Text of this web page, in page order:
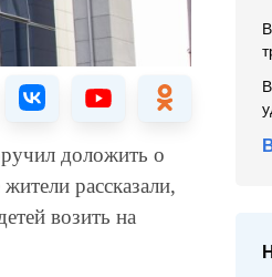
доложить о
рассказали,
возить на